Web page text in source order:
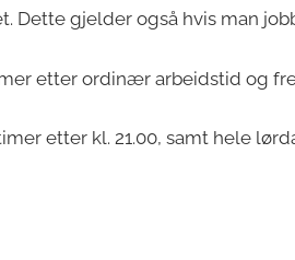
Dette gjelder også hvis man
etter ordinær arbeidstid og
etter kl. 21.00, samt hele